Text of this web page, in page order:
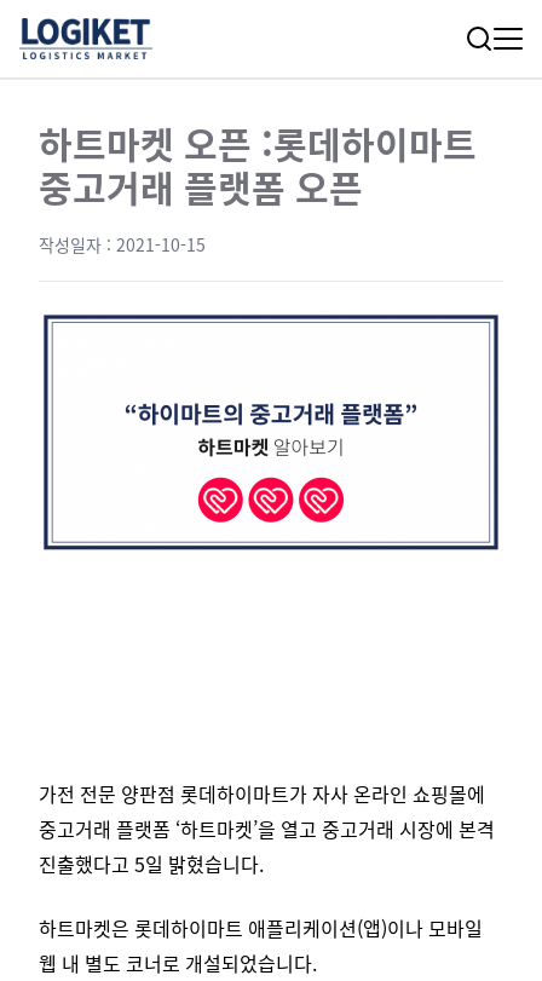
하트마켓 오픈 :롯데하이마트
중고거래 플랫폼 오픈
작성일자 : 2021-10-15
가전 전문 양판점 롯데하이마트가 자사 온라인 쇼핑몰에
중고거래 플랫폼 ‘하트마켓’을 열고 중고거래 시장에 본격
진출했다고 5일 밝혔습니다.
하트마켓은 롯데하이마트 애플리케이션(앱)이나 모바일
웹 내 별도 코너로 개설되었습니다.